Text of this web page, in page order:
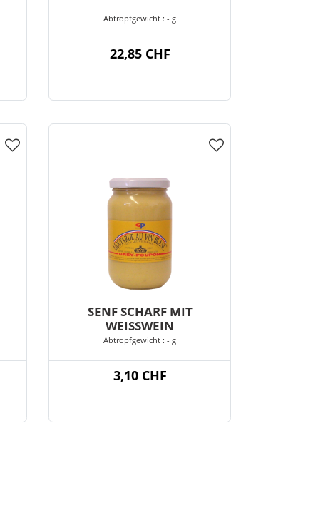
Abtropfgewicht : - g
22,85 CHF
SENF SCHARF MIT
WEISSWEIN
Abtropfgewicht : - g
3,10 CHF